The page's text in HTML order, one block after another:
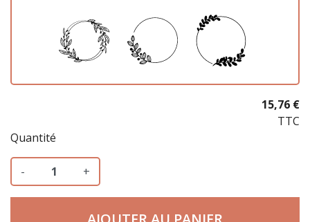
15,76 €
TTC
Quantité
- +